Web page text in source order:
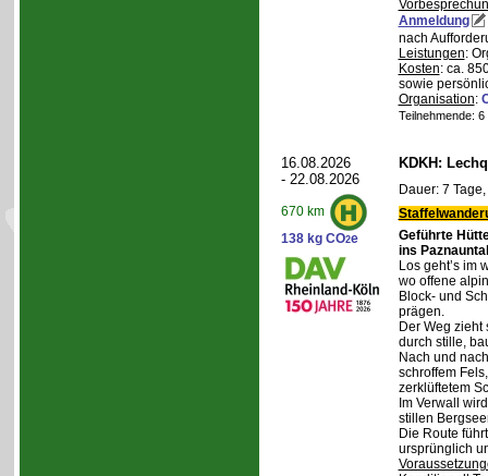
Anmeldung
nach
Leistungen:
Kosten: ca.
sowie
Organisation:
Teilnehmende:
16.08.2026
- 22.08.2026
670 km
138 kg CO2e
KDKH:
Dauer: 7
Geführte
ins Paznauntal
Los geht’s im
wo offene
Block- und
prägen.
Der Weg
durch stille,
Nach und
schroffem
zerklüftetem
Im Verwall
stillen
Die Route
ursprünglich